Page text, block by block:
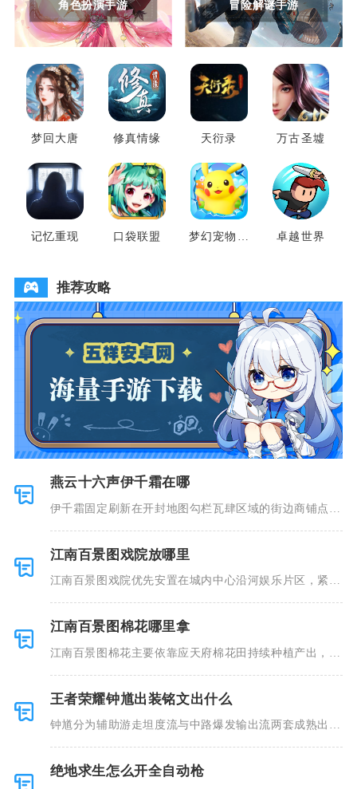
角色扮演手游 冒险解谜手游
梦回大唐 修真情缘 天衍录 万古圣墟
记忆重现 口袋联盟
梦幻宠物联
卓越世界
推荐攻略
燕云十六声伊千霜在哪
伊千霜固定刷新在开封地图勾栏瓦肆区域的街边商铺点
江南百景图戏院放哪里
江南百景图戏院优先安置在城内中心沿河娱乐片区，紧邻
江南百景图棉花哪里拿
江南百景图棉花主要依靠应天府棉花田持续种植产出，其
王者荣耀钟馗出装铭文出什么
钟馗分为辅助游走坦度流与中路爆发输出流两套成熟出装
绝地求生怎么开全自动枪